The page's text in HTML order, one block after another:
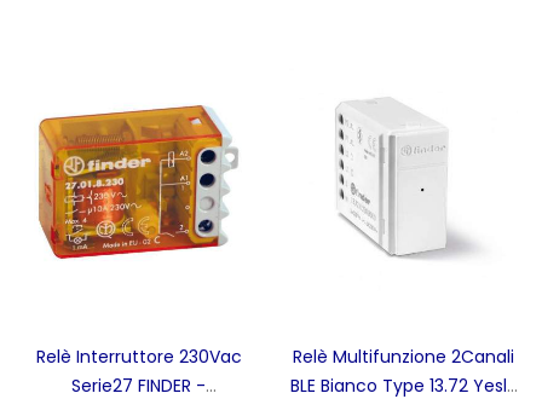
Relè Interruttore 230Vac
Serie27 FINDER -
Relè Multifunzione 2Canali
BLE Bianco Type 13.72 Yesly